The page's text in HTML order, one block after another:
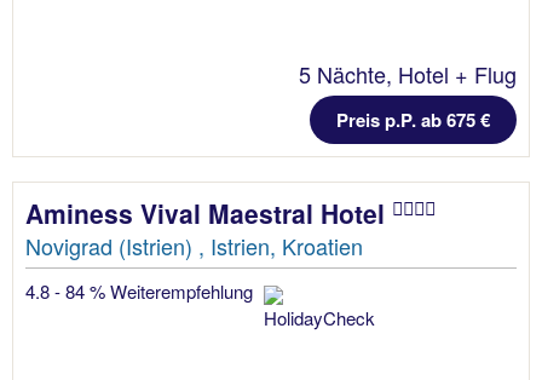
5 Nächte, Hotel + Flug
Preis p.P. ab 675 €
Aminess Vival Maestral Hotel
Novigrad (Istrien) , Istrien, Kroatien
4.8 - 84 % Weiterempfehlung